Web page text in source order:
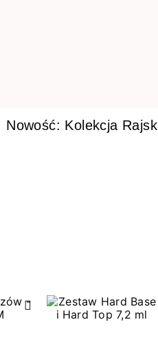
Nowość: Kolekcja